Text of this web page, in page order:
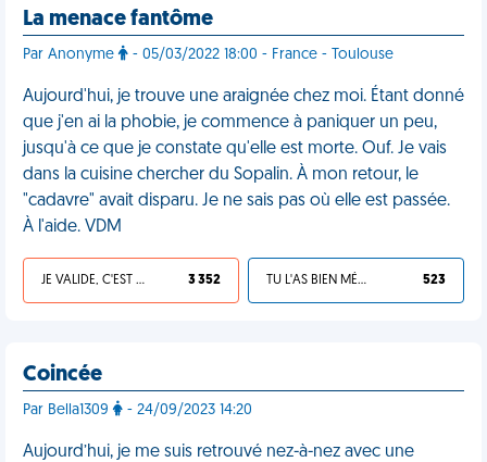
La menace fantôme
Par Anonyme - 05/03/2022 18:00 - France - Toulouse
Aujourd'hui, je trouve une araignée chez moi. Étant donné
que j'en ai la phobie, je commence à paniquer un peu,
jusqu'à ce que je constate qu'elle est morte. Ouf. Je vais
dans la cuisine chercher du Sopalin. À mon retour, le
"cadavre" avait disparu. Je ne sais pas où elle est passée.
À l'aide. VDM
JE VALIDE, C'EST UNE VDM 3 352 TU L'AS BIEN MÉRITÉ 523
Coincée
Par Bella1309 - 24/09/2023 14:20
Aujourd’hui, je me suis retrouvé nez-à-nez avec une